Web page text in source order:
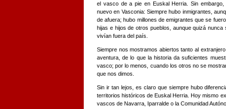
el vasco de a pie en Euskal Herria. Sin
nuevo en Vasconia: Siempre hubo inmigrantes,
de afuera; hubo millones de emigrantes que se
hijas e hijos de otros pueblos, aunque quizá
vivían fuera del país.
Siempre nos mostramos abiertos tanto al
aventura, de lo que la historia da suficientes
vasco; por lo menos, cuando los otros no se
que nos dimos.
Sin ir tan lejos, es claro que siempre hubo
territorios históricos de Euskal Herria. Hoy mismo
vascos de Navarra, Iparralde o la Comunidad